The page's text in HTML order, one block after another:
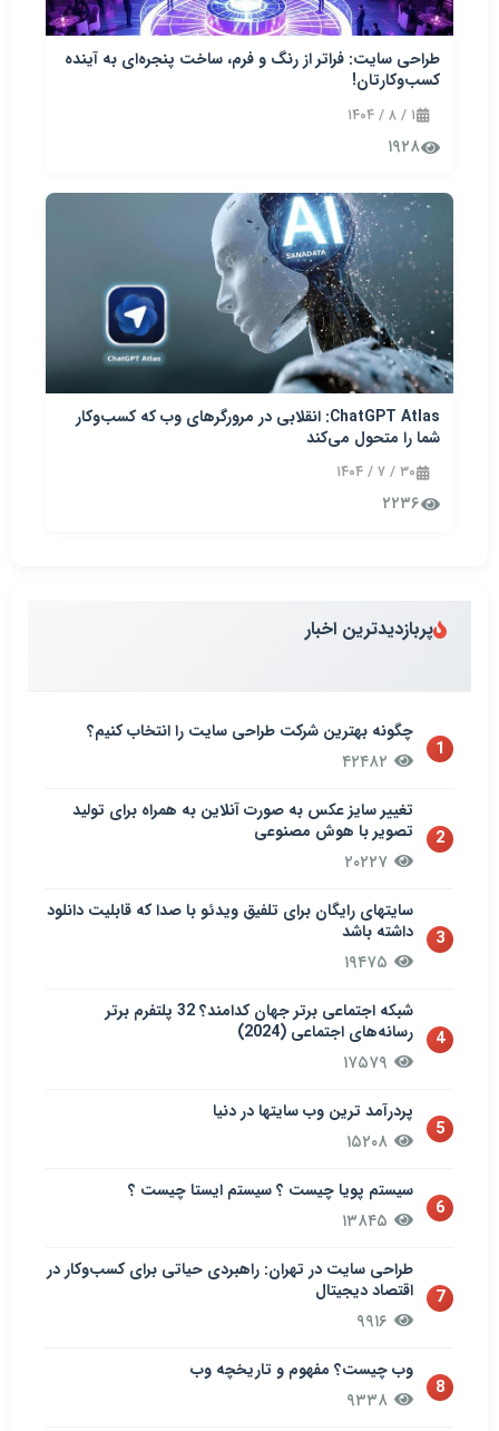
طراحی سایت: فراتر از رنگ و فرم، ساخت پنجره‌ای به آینده
کسب‌وکارتان!
۱ / ۸ / ۱۴۰۴
۱۹۲۸
ChatGPT Atlas: انقلابی در مرورگرهای وب که کسب‌وکار
شما را متحول می‌کند
۳۰ / ۷ / ۱۴۰۴
۲۲۳۶
پربازدیدترین اخبار
1
چگونه بهترین شرکت طراحی سایت را انتخاب کنیم؟
2
تغییر سایز عکس به صورت آنلاین به همراه برای تولید
تصویر با هوش مصنوعی
۲۰۲۲۷
3
سایتهای رایگان برای تلفیق ویدئو با صدا که قابلیت دانلود
داشته باشد
4
شبکه اجتماعی برتر جهان کدامند؟ 32 پلتفرم برتر
رسانه‌های اجتماعی (2024)
5
پردرآمد ترین وب سایتها در دنیا
۱۵۲۰۸
6
سيستم پويا چیست ؟ سيستم ایستا چیست ؟
7
طراحی سایت در تهران: راهبردی حیاتی برای کسب‌وکار در
اقتصاد دیجیتال
8
وب چیست؟ مفهوم و تاریخچه وب
۹۳۳۸